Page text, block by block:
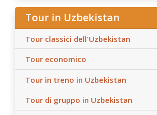
Tour in Uzbekistan
Tour classici dell'Uzbekistan
Tour economico
Tour in treno in Uzbekistan
Tour di gruppo in Uzbekistan